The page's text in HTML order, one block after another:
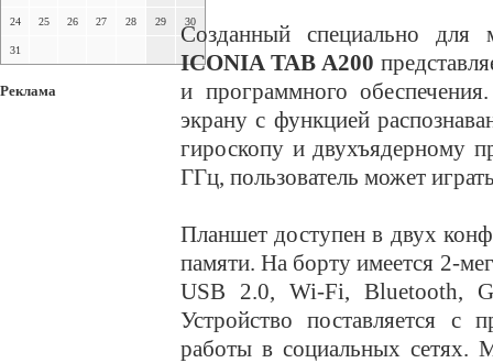
24 25 26 27 28 29 30
31
Реклама
Созданный специально для
ICONIA TAB A200
и программного
экрану с функцией
гироскопу и двухъядерному
ГГц, пользователь может
Планшет доступен в двух
памяти. На борту имеется 2-
USB 2.0, Wi-Fi, Bluetooth,
Устройство поставляется с
работы в социальных сетях.